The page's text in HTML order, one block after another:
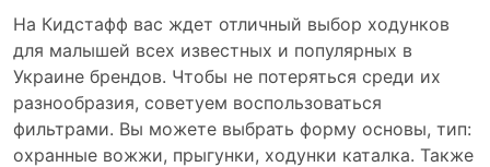
На Кидстафф вас ждет отличный выбор ходунков
для малышей всех известных и популярных в
Украине брендов. Чтобы не потеряться среди их
разнообразия, советуем воспользоваться
фильтрами. Вы можете выбрать форму основы, тип:
охранные вожжи, прыгунки, ходунки каталка. Также